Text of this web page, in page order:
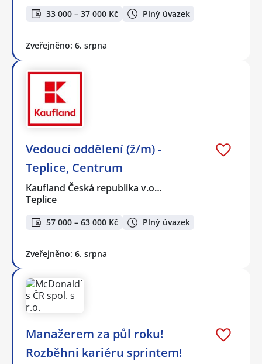
33 000 – 37 000 Kč Plný úvazek
Zveřejněno: 6. srpna
Vedoucí oddělení (ž/m) -
Teplice, Centrum
Kaufland Česká republika v.o…
Teplice
57 000 – 63 000 Kč Plný úvazek
Zveřejněno: 6. srpna
Manažerem za půl roku!
Rozběhni kariéru sprintem!